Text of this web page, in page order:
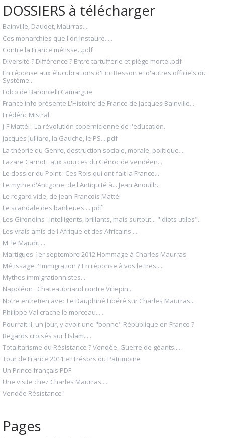
DOSSIERS à télécharger
Bainville, Daudet, Maurras....
Ces monarchies que l'on instaure.....
Contre la France métisse...pdf
Diversité ? Différence ? Entre tartufferie et piège mortel.pdf
En réponse aux élucubrations d'Eric Besson et d'autres officiels du
Système...
Folco de Baroncelli Camargue
France info présente L'Histoire de France de Jacques Bainville...
Frédéric Mistral
J-F Mattéi : La révolution copernicienne de l'education.
Jacques Julliard, la Gauche, le PS....pdf
La théorie du Genre, destruction sociale, morale, politique....
Lazare Carnot : aux sources du Génocide vendéen...
Le dossier du Point : Ces Rois qui ont fait la France...
Le mythe d'Antigone, de l'Antiquité à... Jean Anouilh.
Le regard vide, de Jean-François Mattéi
Le scandale des banlieues.....pdf
Les Girondins : intelligents, brillants, mais surtout... "idiots utiles".
Les vrais amis de l'Afrique et des Africains.....
M. le Maudit....
Martigues 1er septembre 2012 Hommage à Charles Maurras
Métissage ? Immigration ? En réponse à vos lettres.....
Mythes immigrationnistes....
Napoléon : Chateaubriand contre Villepin...
Notre entretien avec Le Dauphiné Libéré sur Charles Maurras...
Philippe Val crache le morceau.....
Pourrait-il, un jour, y avoir une "bonne" République en France ?
Regards croisés sur l'Islam.....
Totalitarisme ou Résistance ? Vendée, Guerre de géants.....
Tour de France 2011 et Trésors du Patrimoine
Un Prince français PDF
Une visite chez Charles Maurras....
Vendée Résistance !
Pages